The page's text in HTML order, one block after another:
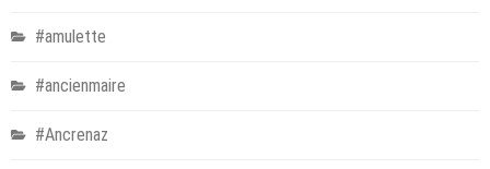
#amulette
#ancienmaire
#Ancrenaz